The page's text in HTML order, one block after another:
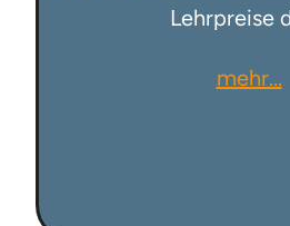
Lehrpreise
mehr…